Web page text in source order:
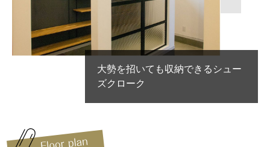
大勢を招いても収納できるシュー
ズクローク